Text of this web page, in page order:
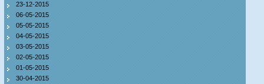
23-12-2015
06-05-2015
05-05-2015
04-05-2015
03-05-2015
02-05-2015
01-05-2015
30-04-2015